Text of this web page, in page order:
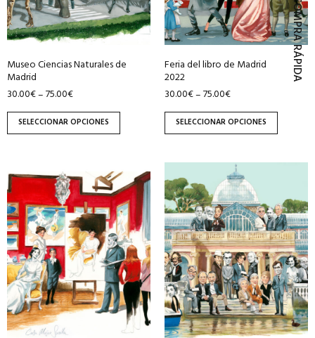
Museo Ciencias Naturales de
Madrid
30.00€–75.00€
SELECCIONAR OPCIONES
pueden
elegir
la
página
de
producto
Feria del libro de Madrid
2022
30.00€–75.00€
SELECCIONAR OPCIONES
pueden
elegir
en
la
página
de
producto
Este
producto
tiene
múltiples
variantes.
Las
opciones
se
pueden
elegir
producto
tiene
múltiples
variantes.
Las
opciones
se
pueden
elegir
COMPRA RÁPIDA